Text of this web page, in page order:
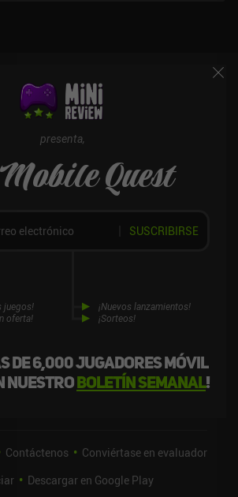
presenta,
Quest
de 6,000 jugadores móvil
nuestroboletín semanal!
juegos!
oferta!
¡Nuevos lanzamientos!
¡Sorteos!
SUSCRIBIRSE
Contáctenos
Conviértase en evaluador
Descargar en Google Play